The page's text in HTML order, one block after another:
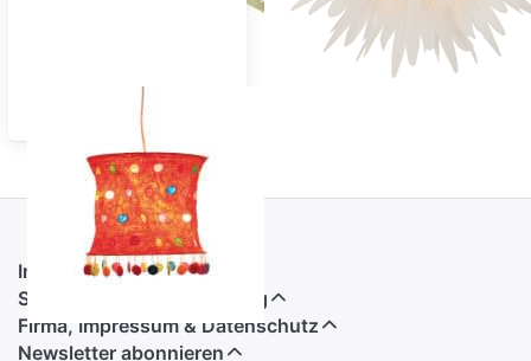
Lokta Lampenschirme
Informationen
Service, Versand & Zahlung
Firma, Impressum & Datenschutz
Newsletter abonnieren